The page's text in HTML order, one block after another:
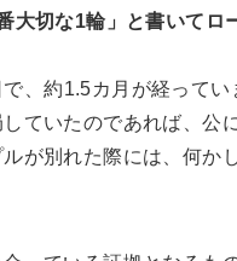
大切な1輪」と書いてロ
、約1.5カ月が経って
ていたのであれば、公
が別れた際には、何か